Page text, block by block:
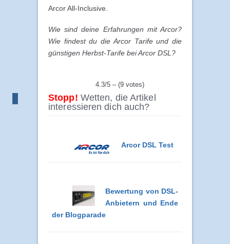
Arcor All-Inclusive.
Wie sind deine Erfahrungen mit Arcor?
Wie findest du die Arcor Tarife und die
günstigen Herbst-Tarife bei Arcor DSL?
4.3/5 – (9 votes)
Stopp! Wetten, die Artikel
interessieren dich auch?
Arcor DSL Test
Bewertung von DSL-
Anbietern und Ende
der Blogparade